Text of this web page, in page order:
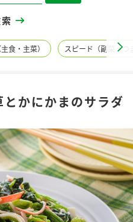
調味酢
食・主菜） スピード（副菜・つ
とかにかまのサラダ